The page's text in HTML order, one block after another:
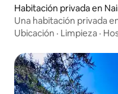
Habitación privada en
Una habitación privada
afueras
Ubicación · Limpieza ·